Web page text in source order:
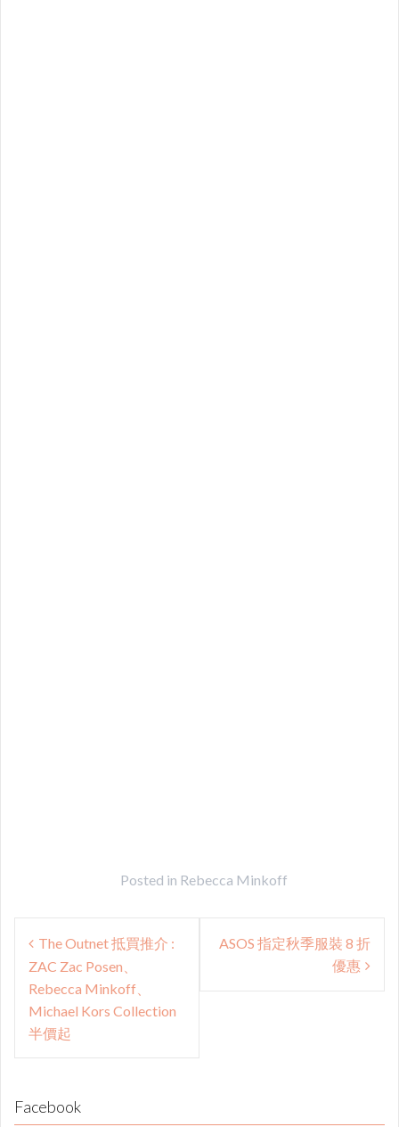
Posted in Rebecca Minkoff
Post
navigation
The Outnet 抵買推介 :
ZAC Zac Posen、
Rebecca Minkoff、
Michael Kors Collection
半價起
ASOS 指定秋季服裝 8 折
優惠
Facebook